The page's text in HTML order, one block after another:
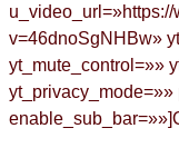
v=46dnoSgNHBw»
yt_mute_control=»»
yt_privacy_mode=»»